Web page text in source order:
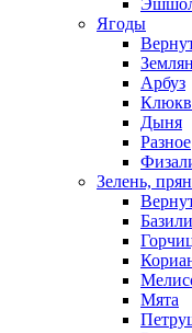
Ягоды
Арбуз
Дыня
Разное
Зелень,
Мята